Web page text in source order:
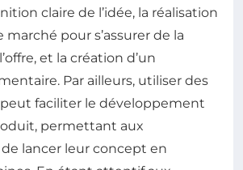
claire de l’idée, la réalisation
marché pour s’assurer de la
et la création d’un
Par ailleurs, utiliser des
peut faciliter le développement
permettant aux
lancer leur concept en